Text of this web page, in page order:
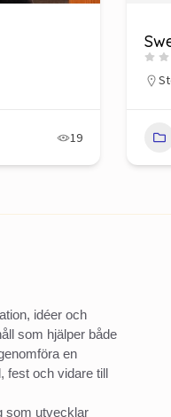
19
idéer och
som hjälper både
en
fest och vidare till
som utvecklar